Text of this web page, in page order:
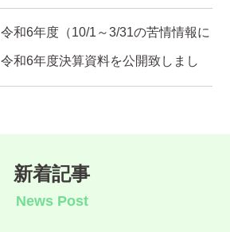
令和6年度（10/1～3/31の苦情情報に
令和6年度決算資料を公開致しまし
新着記事
News Post